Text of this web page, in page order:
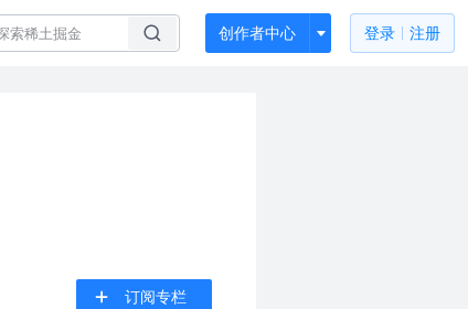
创作者中心 登录 注册
订阅专栏